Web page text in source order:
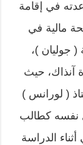
في إقامة
مالية في
( جوليان )،
آنذاك، حيث
( لورانس )
نفسه كطالب
الدراسة